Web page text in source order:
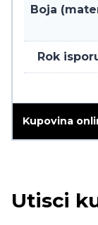
Boja
Rok
Kupovina
Utisci